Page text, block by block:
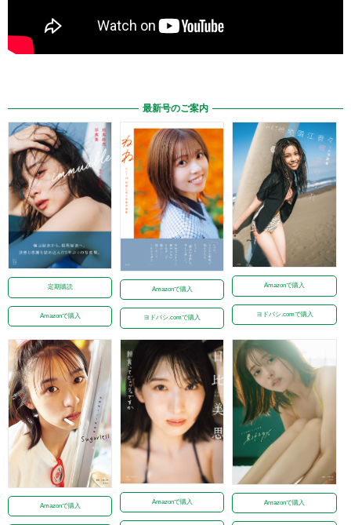
最新号のご案内
定期購読
Amazonで購入
Amazonで購入
ヨドバシ.comで購入
Amazonで購入
ヨドバシ.comで購入
Amazonで購入
Amazonで購入 Amazonで購入